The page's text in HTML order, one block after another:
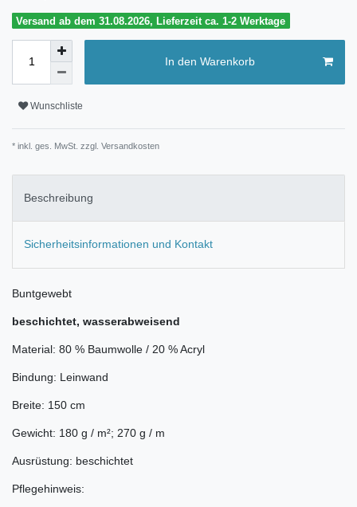
Versand ab dem 31.08.2026, Lieferzeit ca. 1-2 Werktage
In den Warenkorb
Wunschliste
* inkl. ges. MwSt. zzgl. Versandkosten
Beschreibung
Sicherheitsinformationen und Kontakt
Buntgewebt
beschichtet, wasserabweisend
Material: 80 % Baumwolle / 20 % Acryl
Bindung: Leinwand
Breite: 150 cm
Gewicht: 180 g / m²; 270 g / m
Ausrüstung: beschichtet
Pflegehinweis: